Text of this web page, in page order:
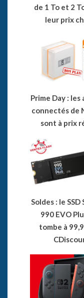
de 1 To et 2
leur prix
Prime Day : les
connectés de
sont à prix
Soldes : le SSD
990 EVO
tombe à